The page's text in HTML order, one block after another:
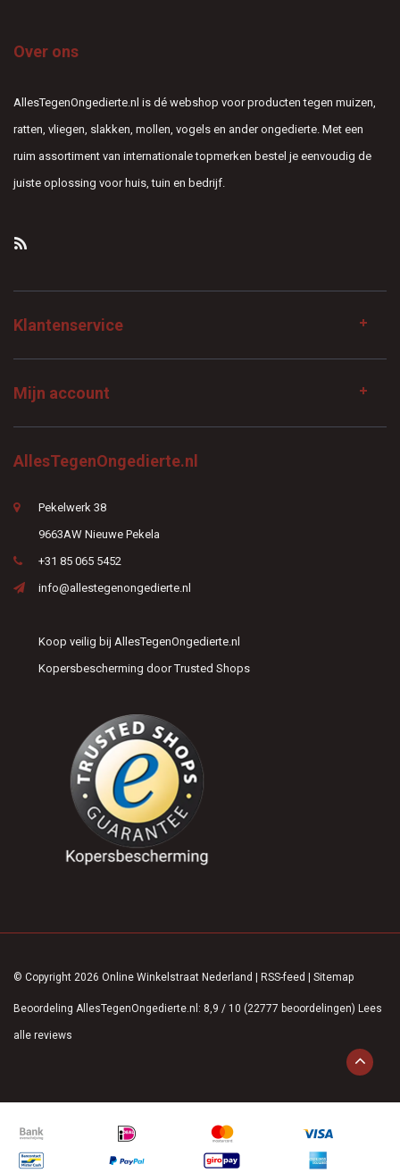
Over ons
AllesTegenOngedierte.nl is dé webshop voor producten tegen muizen,
ratten, vliegen, slakken, mollen, vogels en ander ongedierte. Met een
ruim assortiment van internationale topmerken bestel je eenvoudig de
juiste oplossing voor huis, tuin en bedrijf.
Klantenservice
Mijn account
AllesTegenOngedierte.nl
Pekelwerk 38
9663AW Nieuwe Pekela
+31 85 065 5452
info@allestegenongedierte.nl
Koop veilig bij AllesTegenOngedierte.nl
Kopersbescherming door Trusted Shops
© Copyright 2026 Online Winkelstraat Nederland RSS-feed Sitemap
Beoordeling AllesTegenOngedierte.nl : 8,9 / 10 (22777 beoordelingen) Lees
alle reviews